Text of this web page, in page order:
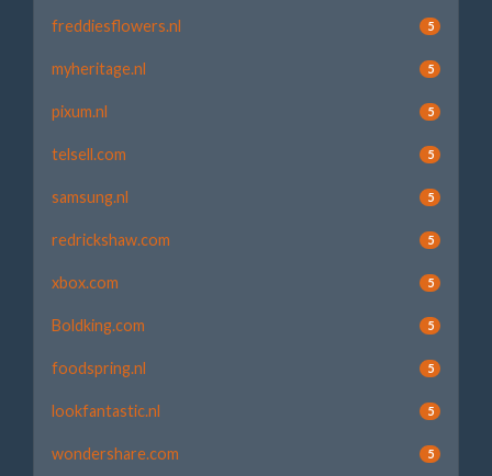
freddiesflowers.nl 5
myheritage.nl 5
pixum.nl 5
telsell.com 5
samsung.nl 5
redrickshaw.com 5
xbox.com 5
Boldking.com 5
foodspring.nl 5
lookfantastic.nl 5
wondershare.com 5